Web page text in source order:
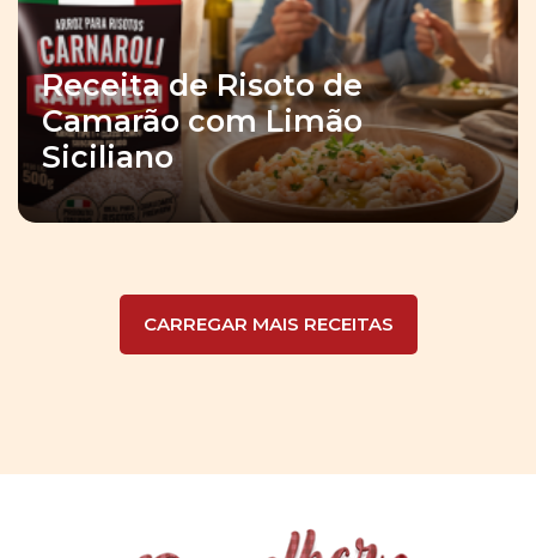
Receita de Risoto de
Camarão com Limão
Siciliano
CARREGAR MAIS RECEITAS